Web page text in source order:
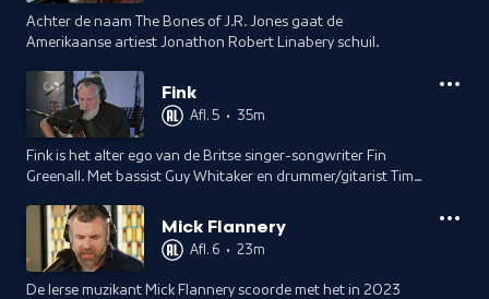
Achter de naam The Bones of J.R. Jones gaat de
Amerikaanse artiest Jonathon Robert Linabery schuil.
Fink
Afl. 5 • 35m
Fink is het alter ego van de Britse singer-songwriter Fin
Greenall. Met bassist Guy Whitaker en drummer/gitarist Tim
Mick Flannery
Afl. 6 • 23m
De Ierse muzikant Mick Flannery scoorde met het in 2023